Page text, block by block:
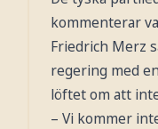
kommenterar
Friedrich Merz
regering med
löftet om att
– Vi kommer